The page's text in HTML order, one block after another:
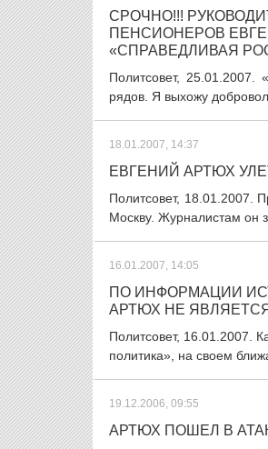
СРОЧНО!!!
ПЕНСИОНЕРОВ
«СПРАВЕДЛИВАЯ
Политсовет,
рядов. Я выхожу
18.01.2007, 14:37
ЕВГЕНИЙ АРТЮХ
Политсовет, 18.01.2007.
Москву. Журналистам он
16.01.2007, 14:05
ПО ИНФОРМАЦИИ
АРТЮХ НЕ
Политсовет, 16.01.2007.
политика», на своем
19.12.2006, 09:55
АРТЮХ ПОШЕЛ В